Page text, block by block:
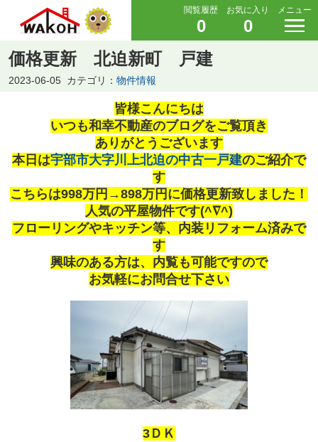
閲覧履歴
0
お気に入り
0
メニュー
価格更新 北迫新町 戸建
2023-06-05 カテゴリ： 物件情報
皆様こんにちは
いつも和幸不動産のブログをご覧頂き
ありがとうございます
本日は宇部市大字川上北迫の中古一戸建のご紹介で
す
こちらは998万円→898万円に価格更新致しました！
人気の平屋物件です(^∇^)
フローリングやキッチン等、内装リフォーム済みで
す
興味のある方は、内覧も可能ですので
お気軽にお問合せ下さい
3ＤＫ